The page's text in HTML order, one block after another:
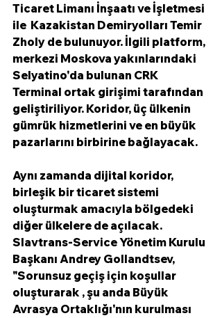
Ticaret Limanı İnşaatı ve İşletmesi
ile  Kazakistan Demiryolları Temir
Zholy de bulunuyor. İlgili platform,
merkezi Moskova yakınlarındaki
Selyatino'da bulunan CRK
Terminal ortak girişimi tarafından
geliştiriliyor. Koridor, üç ülkenin
gümrük hizmetlerini ve en büyük
pazarlarını birbirine bağlayacak.
Aynı zamanda dijital koridor,
birleşik bir ticaret sistemi
oluşturmak amacıyla bölgedeki
diğer ülkelere de açılacak.
Slavtrans-Service Yönetim Kurulu
Başkanı Andrey Gollandtsev,
"Sorunsuz geçiş için koşullar
oluşturarak , şu anda Büyük
Avrasya Ortaklığı'nın kurulması